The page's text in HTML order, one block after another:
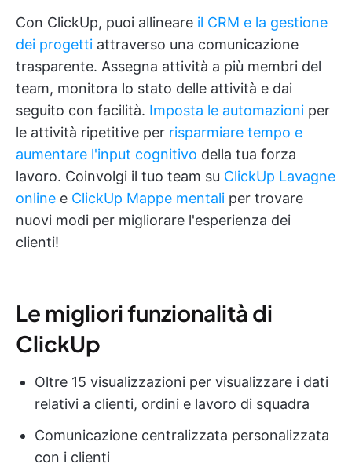
Con ClickUp, puoi allineare il CRM e la gestione
dei progetti attraverso una comunicazione
trasparente. Assegna attività a più membri del
team, monitora lo stato delle attività e dai
seguito con facilità. Imposta le automazioni per
le attività ripetitive per risparmiare tempo e
aumentare l'input cognitivo della tua forza
lavoro. Coinvolgi il tuo team su ClickUp Lavagne
online e ClickUp Mappe mentali per trovare
nuovi modi per migliorare l'esperienza dei
clienti!
Le migliori funzionalità di
ClickUp
Oltre 15 visualizzazioni per visualizzare i dati
relativi a clienti, ordini e lavoro di squadra
Comunicazione centralizzata personalizzata
con i clienti